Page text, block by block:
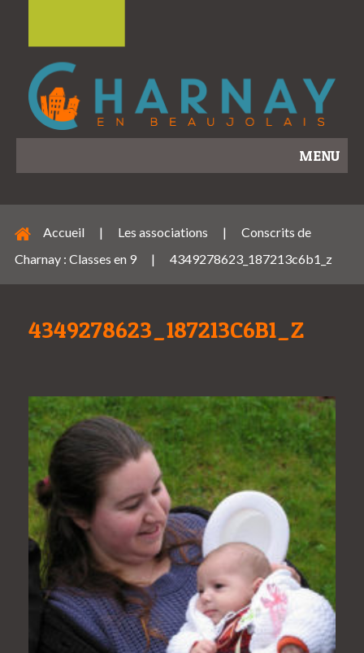
MENU
Accueil | Les associations |
Conscrits de
Charnay : Classes en 9
| 4349278623_187213c6b1_z
4349278623_187213C6B1_Z